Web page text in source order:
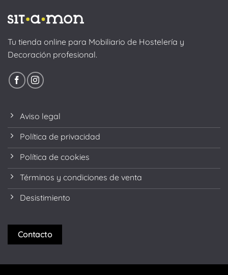
Tu tienda online para Mobiliario de Hostelería y
Decoración profesional.
Aviso legal
Política de privacidad
Política de cookies
Términos y condiciones de venta
Desistimiento
Contacto